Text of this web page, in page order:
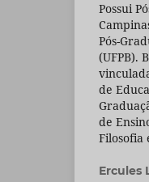
Possui
Pós-
(UFPB).
de
de
Filosofia
Ercules